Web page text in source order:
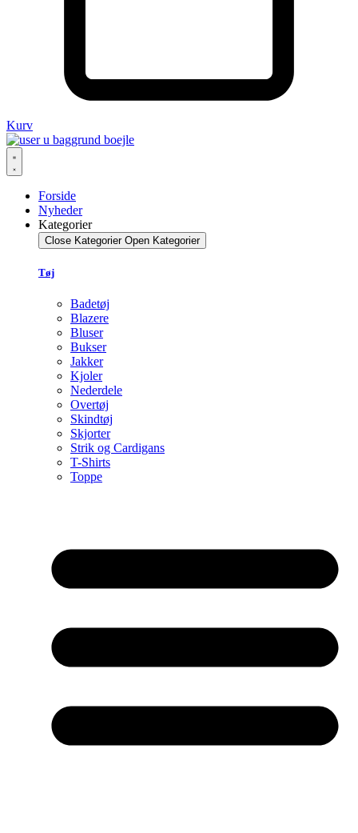
Kurv
Forside
Nyheder
Kategorier
Close Kategorier Open Kategorier
Tøj
Badetøj
Blazere
Bluser
Bukser
Jakker
Kjoler
Nederdele
Overtøj
Skindtøj
Skjorter
Strik og Cardigans
T-Shirts
Toppe